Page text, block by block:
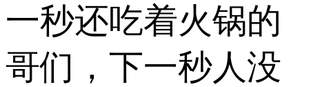
一秒还吃着火锅的
哥们，下一秒人没